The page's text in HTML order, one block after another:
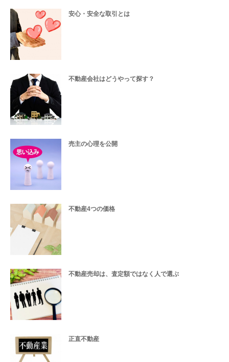
安心・安全な取引とは
不動産会社はどうやって探す？
売主の心理を公開
不動産4つの価格
不動産売却は、査定額ではなく人で選ぶ
正直不動産